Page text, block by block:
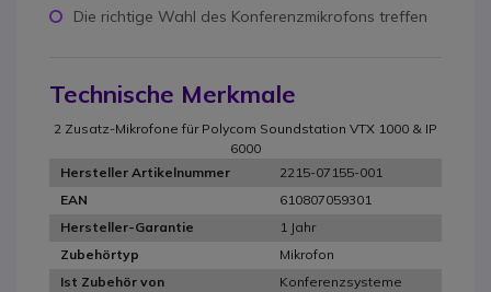
Die richtige Wahl des Konferenzmikrofons treffen
Technische Merkmale
2 Zusatz-Mikrofone für Polycom Soundstation VTX 1000 & IP
6000
Hersteller Artikelnummer
2215-07155-001
EAN
610807059301
Hersteller-Garantie
1 Jahr
Zubehörtyp
Mikrofon
Ist Zubehör von
Konferenzsysteme